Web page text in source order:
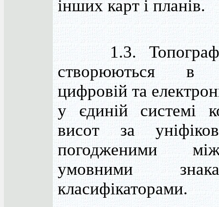
інших карт і планів.
1.3.
створюються в
цифровій та
у єдиній системі
висот за
погодженими
умовними
класифікаторами.